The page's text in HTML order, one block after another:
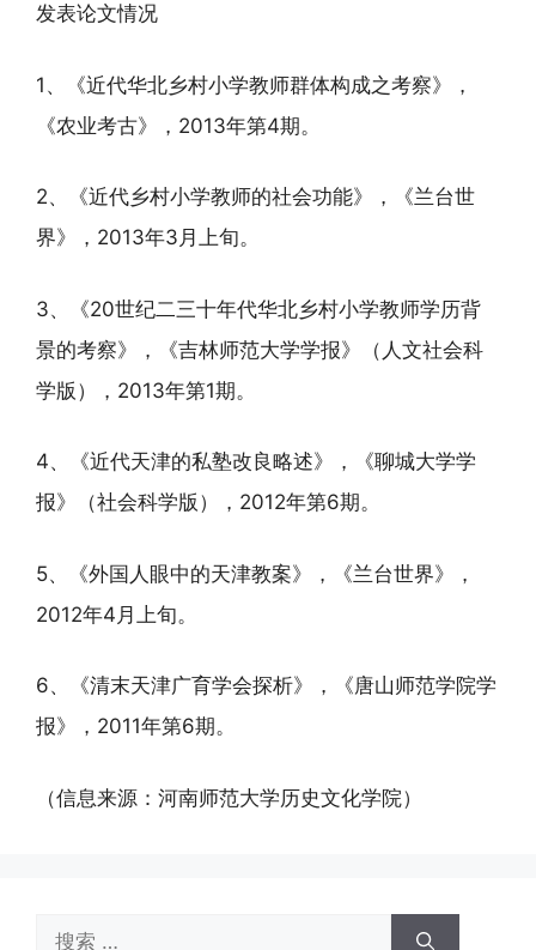
发表论文情况
1、《近代华北乡村小学教师群体构成之考察》，
《农业考古》，2013年第4期。
2、《近代乡村小学教师的社会功能》，《兰台世
界》，2013年3月上旬。
3、《20世纪二三十年代华北乡村小学教师学历背
景的考察》，《吉林师范大学学报》（人文社会科
学版），2013年第1期。
4、《近代天津的私塾改良略述》，《聊城大学学
报》（社会科学版），2012年第6期。
5、《外国人眼中的天津教案》，《兰台世界》，
2012年4月上旬。
6、《清末天津广育学会探析》，《唐山师范学院学
报》，2011年第6期。
（信息来源：河南师范大学历史文化学院）